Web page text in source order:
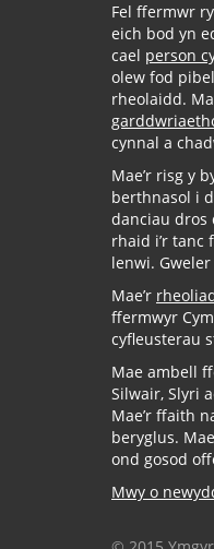
Fel ffermwr
eich bod yn
cael person
olew fod
rheolaidd.
cynnal a
Mae’r risg y
berthnasol i
danciau dros
rhaid i’r tanc
lenwi.
Mae’r
ffermwyr
cyfleusterau
Mae ambell
Silwair, Slyri
Mae’r ffaith
beryglus.
ond gosod
Mwy o